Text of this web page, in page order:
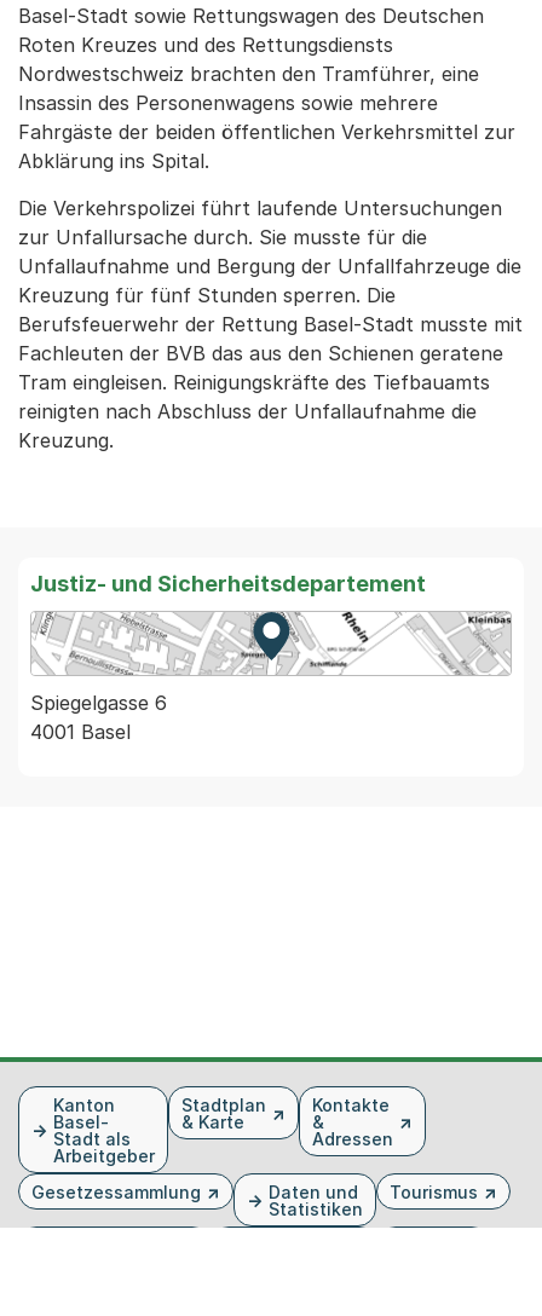
Basel-Stadt sowie Rettungswagen des Deutschen
Roten Kreuzes und des Rettungsdiensts
Nordwestschweiz brachten den Tramführer, eine
Insassin des Personenwagens sowie mehrere
Fahrgäste der beiden öffentlichen Verkehrsmittel zur
Abklärung ins Spital.
Die Verkehrspolizei führt laufende Untersuchungen
zur Unfallursache durch. Sie musste für die
Unfallaufnahme und Bergung der Unfallfahrzeuge die
Kreuzung für fünf Stunden sperren. Die
Berufsfeuerwehr der Rettung Basel-Stadt musste mit
Fachleuten der BVB das aus den Schienen geratene
Tram eingleisen. Reinigungskräfte des Tiefbauamts
reinigten nach Abschluss der Unfallaufnahme die
Kreuzung.
Justiz- und Sicherheitsdepartement
Zur Karte von MapBS.
Externer Link, wird in einem
Spiegelgasse 6
4001 Basel
FusszeileKanton
Basel-
Stadt als
Arbeitgeber
Stadtplan
& Karte
Kontakte
&
Adressen
Gesetzessammlung
Daten und
Statistiken
Tourismus